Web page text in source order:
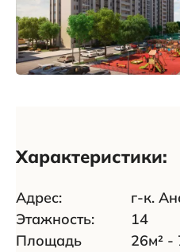
Характеристики:
Адрес:
г-к.
Этажность:
14
Площадь
26м² -